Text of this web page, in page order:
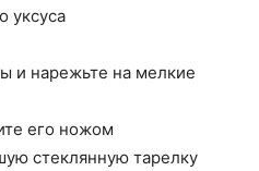
уксуса
и нарежьте на мелкие
его ножом
стеклянную тарелку